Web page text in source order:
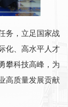
务，立足国家战
化、高水平人才
攀科技高峰，为
高质量发展贡献